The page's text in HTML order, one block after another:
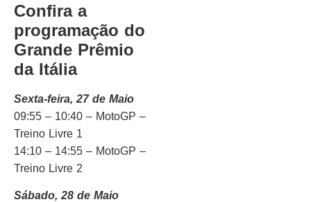
Confira a
programação do
Grande Prêmio
da Itália
Sexta-feira, 27 de Maio
09:55 – 10:40 – MotoGP –
Treino Livre 1
14:10 – 14:55 – MotoGP –
Treino Livre 2
Sábado, 28 de Maio